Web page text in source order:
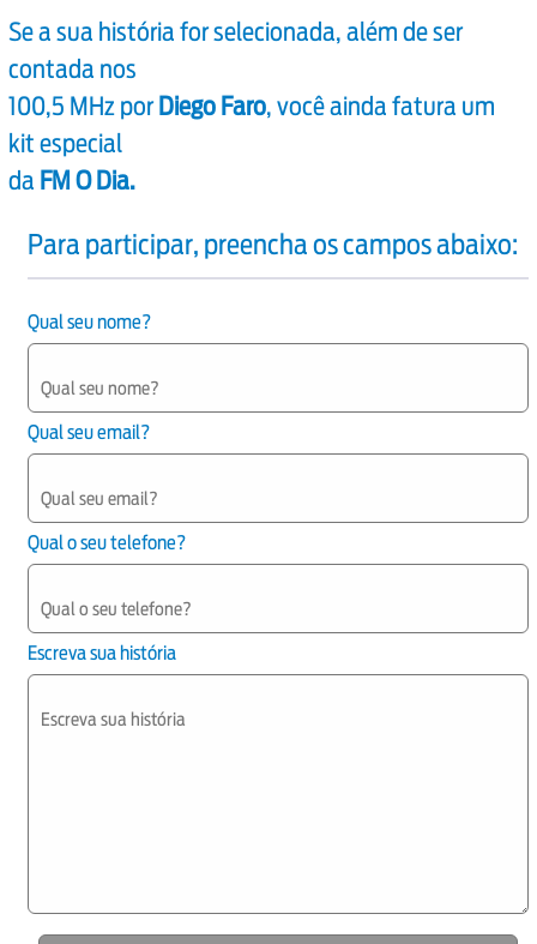
Se a sua história for selecionada, além de ser
contada nos
100,5 MHz porDiego Faro, você ainda fatura um
kit especial
da FM O Dia.
Para participar, preencha os campos abaixo:
Qual seu nome?
Qual seu email?
Qual o seu telefone?
Escreva sua história